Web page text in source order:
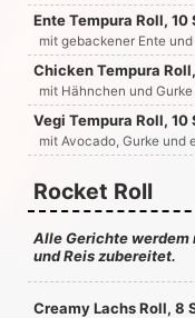
Ente Tempura Roll, 10
mit gebackener Ente
Chicken Tempura
mit Hähnchen und Gurke
Vegi Tempura Roll, 10
mit Avocado, Gurke und
Rocket Roll
Alle Gerichte werdem
und Reis zubereitet.
Creamy Lachs Roll, 8